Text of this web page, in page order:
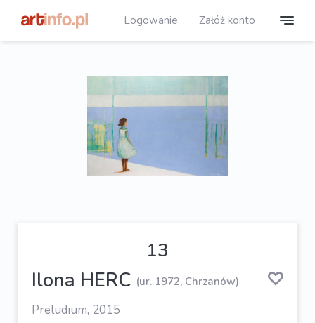
Logowanie Załóż konto
13
Ilona HERC (ur. 1972, Chrzanów)
Preludium, 2015